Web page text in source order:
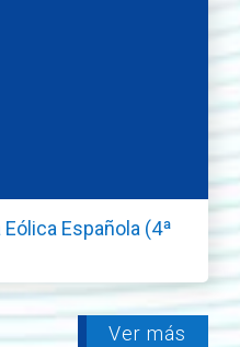
Española (4ª
Ver más